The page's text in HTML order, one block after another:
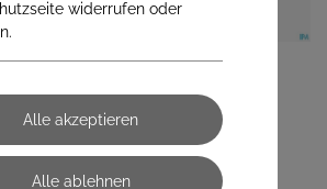
20 Stück
widerrufen oder